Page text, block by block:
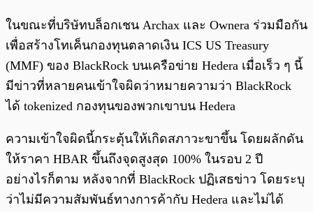
ในขณะที่บริษัทบล็อกเชน Archax และ Ownera ร่วมมือกัน
เพื่อสร้างโทเค็นกองทุนตลาดเงิน ICS US Treasury
(MMF) ของ BlackRock บนเครือข่าย Hedera เมื่อเร็ว ๆ นี้
มีข่าวที่หลายคนเข้าใจผิดว่าหมายความว่า BlackRock
ได้ tokenized กองทุนของพวกเขาบน Hedera
ความเข้าใจผิดนี้กระตุ้นให้เกิดสภาวะขาขึ้น โดยผลักดัน
ให้ราคา HBAR ขึ้นถึงจุดสูงสุด 100% ในรอบ 2 ปี
อย่างไรก็ตาม หลังจากที่ BlackRock ปฏิเสธข่าว โดยระบุ
ว่าไม่มีความสัมพันธ์ทางการค้ากับ Hedera และไม่ได้